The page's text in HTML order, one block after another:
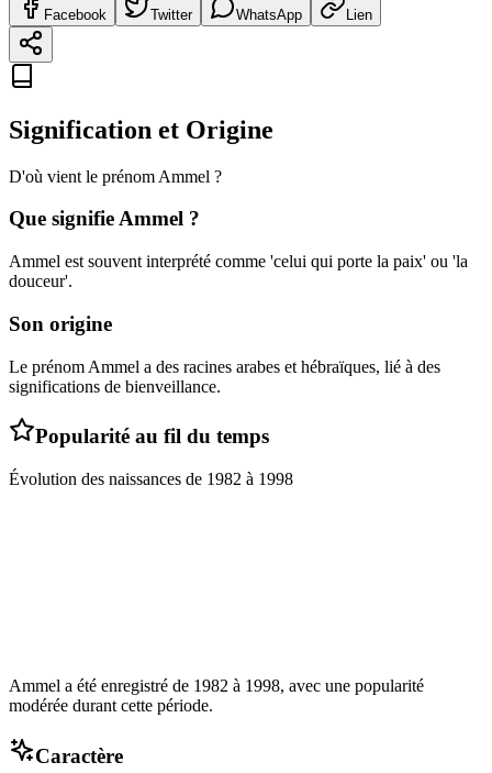
Facebook Twitter WhatsApp Lien
Signification et Origine
D'où vient le prénom Ammel ?
Que signifieAmmel ?
Ammel est souvent interprété comme 'celui qui porte la paix' ou 'la
douceur'.
Son origine
Le prénom Ammel a des racines arabes et hébraïques, lié à des
significations de bienveillance.
Popularité au fil du temps
Évolution des naissances de 1982 à 1998
Ammel a été enregistré de 1982 à 1998, avec une popularité
modérée durant cette période.
Caractère